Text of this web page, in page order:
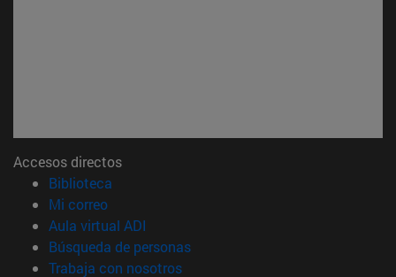
Accesos directos
Biblioteca
Mi correo(abre en nueva ventana)
Aula virtual ADI
Búsqueda de personas(abre en nueva ventana)
Trabaja con nosotros(abre en nueva ventana)